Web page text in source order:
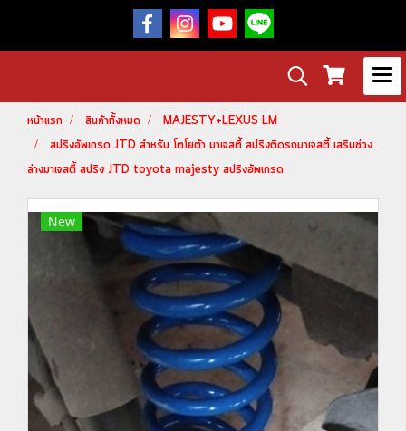
หน้าแรก สินค้าทั้งหมด
MAJESTY+LEXUS LM
สปริงอัพเกรด JTD สำหรับ โตโยต้า มาเจสตี้ สปริงติดรถมาเจสตี้ เสริมช่วง
ล่างมาเจสตี้ สปริง JTD toyota majesty สปริงอัพเกรด
New